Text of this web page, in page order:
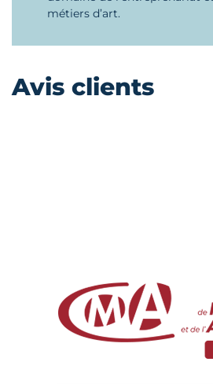
métiers d’art.
Avis clients